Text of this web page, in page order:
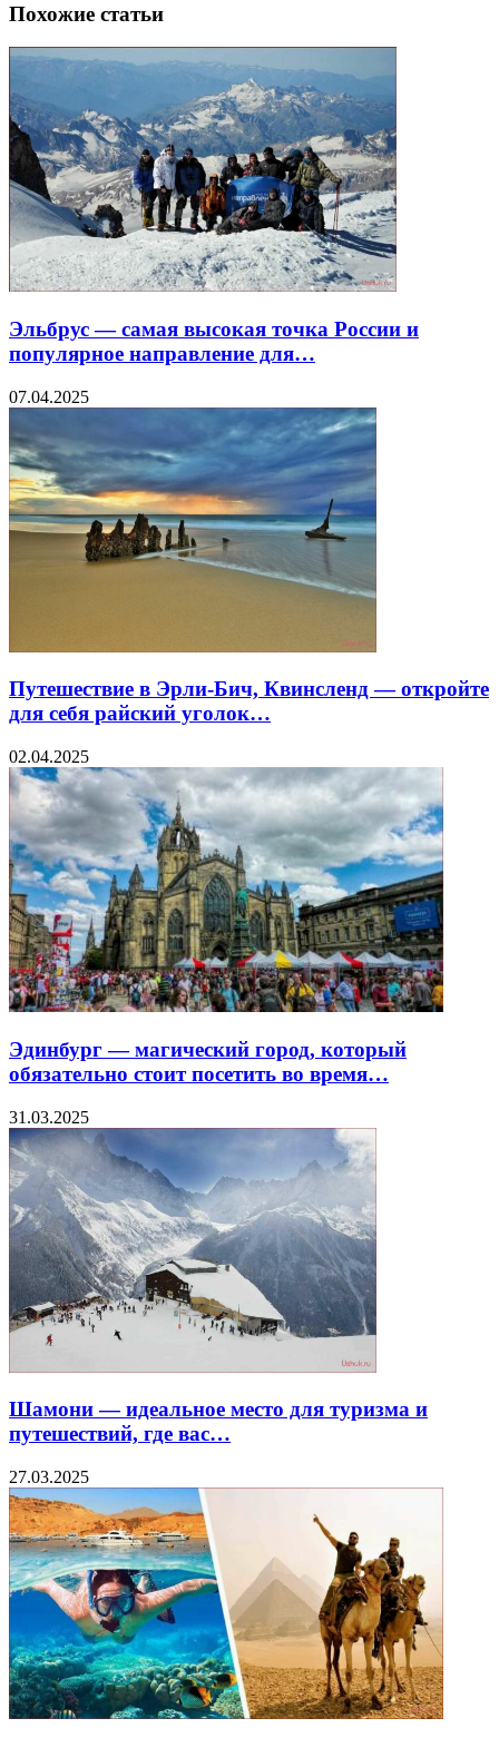
Похожие статьи
Эльбрус — самая высокая точка России и
популярное направление для…
07.04.2025
Путешествие в Эрли-Бич, Квинсленд — откройте
для себя райский уголок…
02.04.2025
Эдинбург — магический город, который
обязательно стоит посетить во время…
31.03.2025
Шамони — идеальное место для туризма и
путешествий, где вас…
27.03.2025